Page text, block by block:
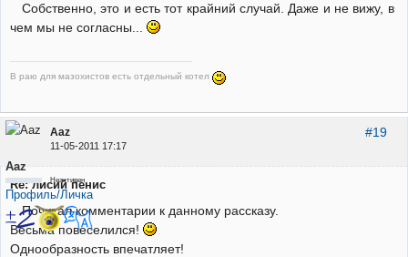
Собственно, это и есть тот крайний случай. Даже и не вижу, в
чем мы не согласны...
В раю для мазохистов есть отдельный котел
#19
Aaz
11-05-2011 17:17
Aaz
Неактивен
Профиль/Личка
Re: лисий пенис
Почитал комментарии к данному рассказу.
Весьма повеселился!
Однообразность впечатляет!